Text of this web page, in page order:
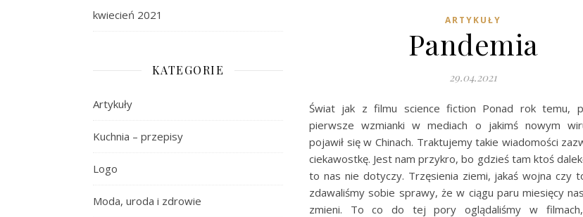
kwiecień 2021
KATEGORIE
Artykuły
Kuchnia – przepisy
Logo
Moda, uroda i zdrowie
ARTYKUŁY
Pandemia
29.04.2021
Świat jak z filmu science fiction Ponad rok temu,
pierwsze wzmianki w mediach o jakimś nowym
pojawił się w Chinach. Traktujemy takie wiadomości
ciekawostkę. Jest nam przykro, bo gdzieś tam ktoś
to nas nie dotyczy. Trzęsienia ziemi, jakaś wojna czy
zdawaliśmy sobie sprawy, że w ciągu paru miesięcy
zmieni. To co do tej pory oglądaliśmy w